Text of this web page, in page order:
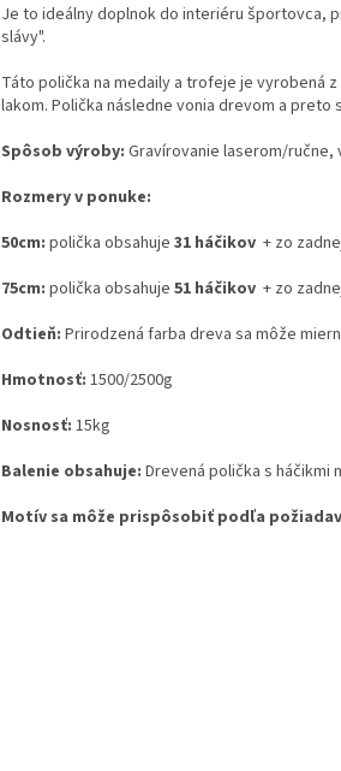
Je to ideálny doplnok do interiéru športovca,
slávy".
Táto polička na medaily a trofeje je vyrobená
lakom. Polička následne vonia drevom a
Spôsob výroby: Gravírovanie laserom/
Rozmery v ponuke:
50cm: polička obsahuje 31 háčikov + zo
75cm: polička obsahuje 51 háčikov + zo
Odtieň: Prirodzená farba dreva sa môže
Hmotnosť: 1500/2500g
Nosnosť: 15kg
Balenie obsahuje: Drevená polička s háčikmi
Motív sa môže prispôsobiť podľa